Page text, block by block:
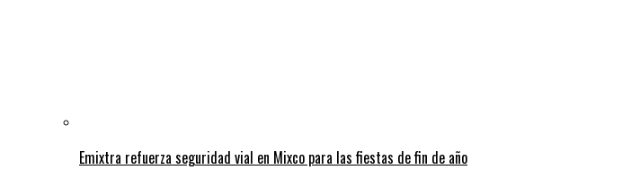
Emixtra refuerza seguridad vial en Mixco para las fiestas de fin de año